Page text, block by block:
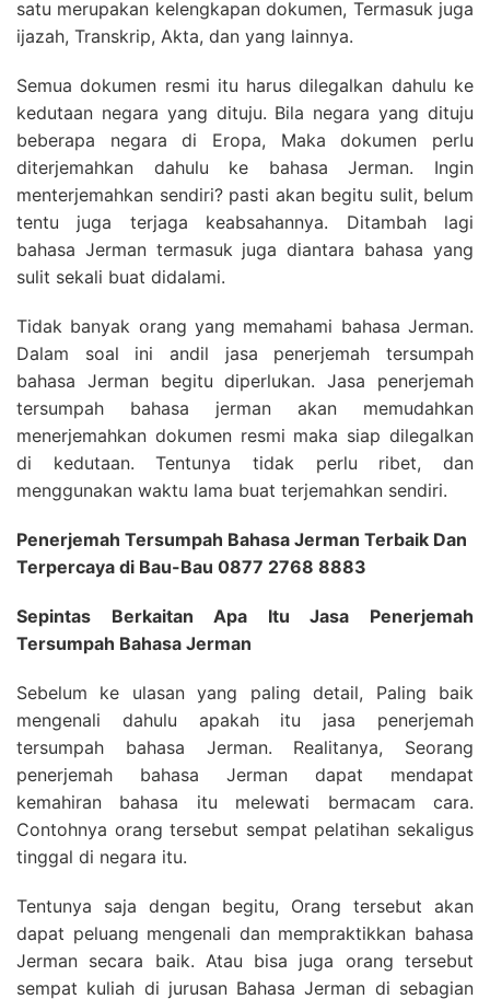
satu merupakan kelengkapan dokumen, Termasuk juga
ijazah, Transkrip, Akta, dan yang lainnya.
Semua dokumen resmi itu harus dilegalkan dahulu ke
kedutaan negara yang dituju. Bila negara yang dituju
beberapa negara di Eropa, Maka dokumen perlu
diterjemahkan dahulu ke bahasa Jerman. Ingin
menterjemahkan sendiri? pasti akan begitu sulit, belum
tentu juga terjaga keabsahannya. Ditambah lagi
bahasa Jerman termasuk juga diantara bahasa yang
sulit sekali buat didalami.
Tidak banyak orang yang memahami bahasa Jerman.
Dalam soal ini andil jasa penerjemah tersumpah
bahasa Jerman begitu diperlukan. Jasa penerjemah
tersumpah bahasa jerman akan memudahkan
menerjemahkan dokumen resmi maka siap dilegalkan
di kedutaan. Tentunya tidak perlu ribet, dan
menggunakan waktu lama buat terjemahkan sendiri.
Penerjemah Tersumpah Bahasa Jerman Terbaik Dan
Terpercaya di Bau-Bau 0877 2768 8883
Sepintas Berkaitan Apa Itu Jasa Penerjemah
Tersumpah Bahasa Jerman
Sebelum ke ulasan yang paling detail, Paling baik
mengenali dahulu apakah itu jasa penerjemah
tersumpah bahasa Jerman. Realitanya, Seorang
penerjemah bahasa Jerman dapat mendapat
kemahiran bahasa itu melewati bermacam cara.
Contohnya orang tersebut sempat pelatihan sekaligus
tinggal di negara itu.
Tentunya saja dengan begitu, Orang tersebut akan
dapat peluang mengenali dan mempraktikkan bahasa
Jerman secara baik. Atau bisa juga orang tersebut
sempat kuliah di jurusan Bahasa Jerman di sebagian